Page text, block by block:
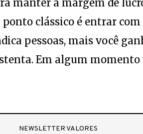
ponto clássico é entrar
pessoas, mais você
Em algum momento